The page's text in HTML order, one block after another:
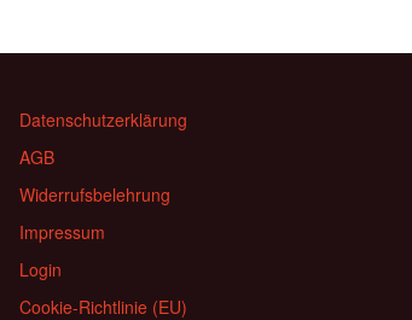
Datenschutzerklärung
AGB
Widerrufsbelehrung
Impressum
Login
Cookie-Richtlinie (EU)